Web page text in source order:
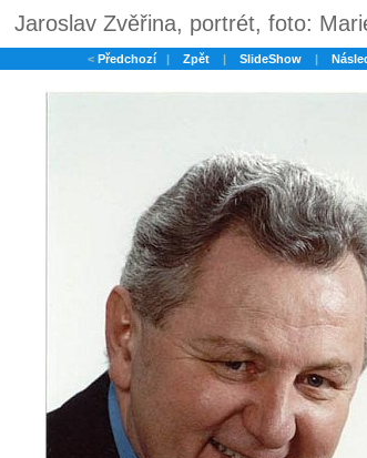
Jaroslav Zvěřina, portrét, foto:
< Předchozí | Zpět | SlideShow |